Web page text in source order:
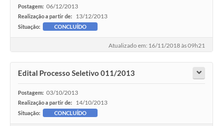
Postagem: 06/12/2013
Realização a partir de: 13/12/2013
Situação: CONCLUÍDO
Atualizado em: 16/11/2018 às 09h21
Edital Processo Seletivo 011/2013
Postagem: 03/10/2013
Realização a partir de: 14/10/2013
Situação: CONCLUÍDO